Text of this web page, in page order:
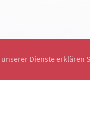
Dienste erklären